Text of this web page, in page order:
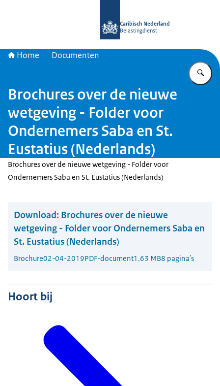
Caribisch Nederland
Belastingdienst
Home Documenten
Brochures over de nieuwe
wetgeving - Folder voor
Ondernemers Saba en St.
Eustatius (Nederlands)
Brochures over de nieuwe wetgeving - Folder voor
Ondernemers Saba en St. Eustatius (Nederlands)
Download: Brochures over de nieuwe
wetgeving - Folder voor Ondernemers Saba en
St. Eustatius (Nederlands)
Brochure02-04-2019PDF-document1.63 MB8 pagina's
Hoort bij